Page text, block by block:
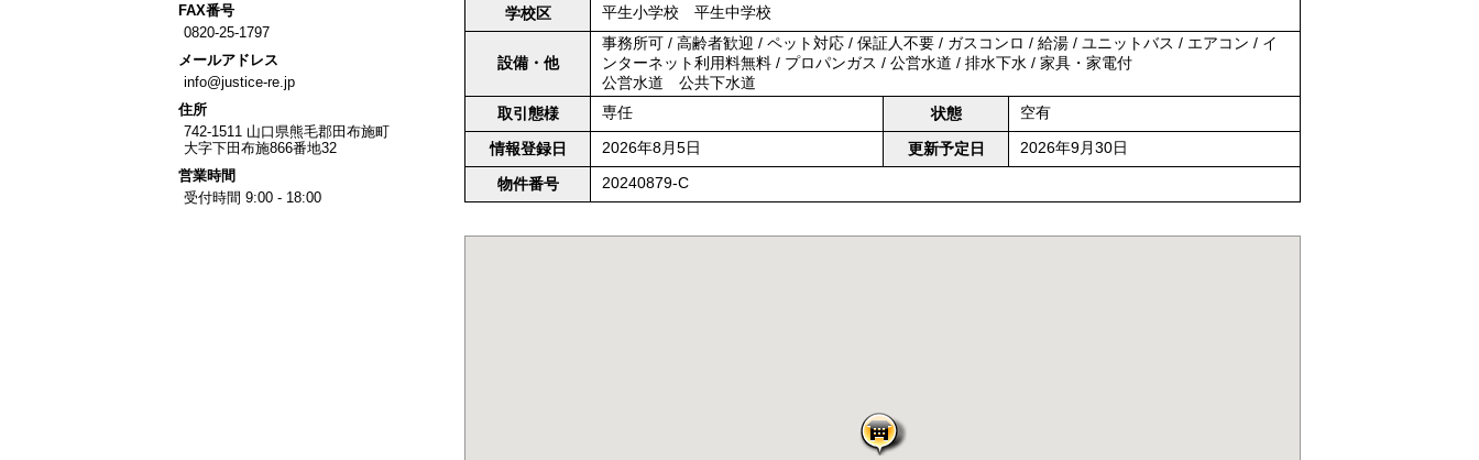
学校区 平生小学校 平生中学校
設備・他
事務所可 / 高齢者歓迎 / ペット対応 / 保証人不要 / ガスコンロ / 給湯 / ユニットバス / エアコン / イ
ンターネット利用料無料 / プロパンガス / 公営水道 / 排水下水 / 家具・家電付
公営水道 公共下水道
取引態様
専任 状態 空有
情報登録日 2026年8月5日 更新予定日 2026年9月30日
物件番号 20240879-C
FAX番号
0820-25-1797
メールアドレス
info@justice-re.jp
住所
742-1511 山口県熊毛郡田布施町
大字下田布施866番地32
営業時間
受付時間 9:00 - 18:00